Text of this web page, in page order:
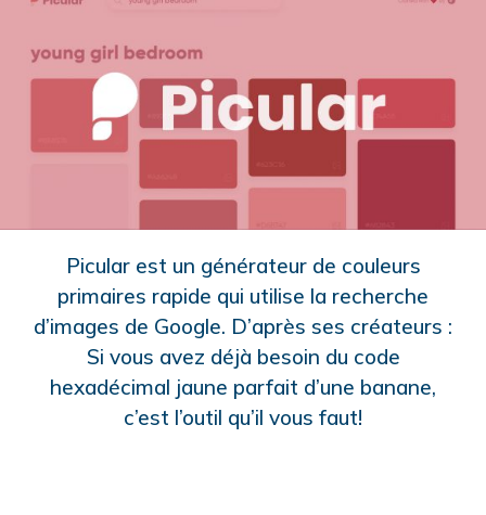
Picular est un générateur de couleurs
primaires rapide qui utilise la recherche
d’images de Google. D’après ses créateurs :
Si vous avez déjà besoin du code
hexadécimal jaune parfait d’une banane,
c’est l’outil qu’il vous faut!